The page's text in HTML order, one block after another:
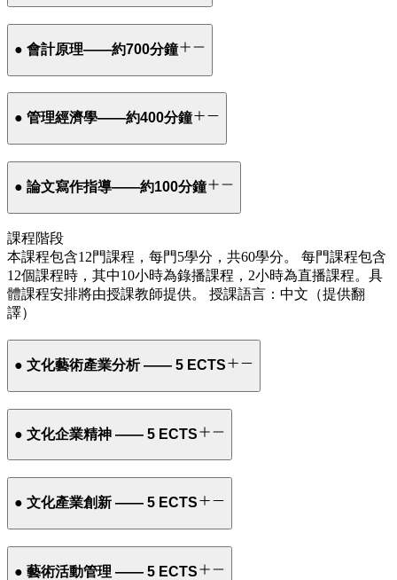
● 會計原理——約700分鐘
● 管理經濟學——約400分鐘
● 論文寫作指導——約100分鐘
課程階段
本課程包含12門課程，每門5學分，共60學分。 每門課程包含
12個課程時，其中10小時為錄播課程，2小時為直播課程。具
體課程安排將由授課教師提供。 授課語言：中文（提供翻
譯）
● 文化藝術產業分析 —— 5 ECTS
● 文化企業精神 —— 5 ECTS
● 文化產業創新 —— 5 ECTS
● 藝術活動管理 —— 5 ECTS